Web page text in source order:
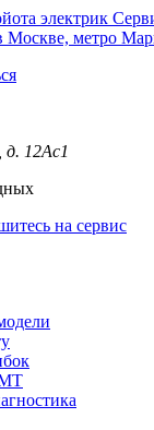
Москве, метро
д. 12Ас1
на сервис